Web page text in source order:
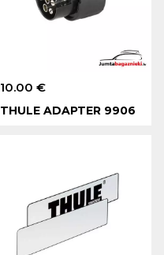
10.00 €
THULE ADAPTER 9906